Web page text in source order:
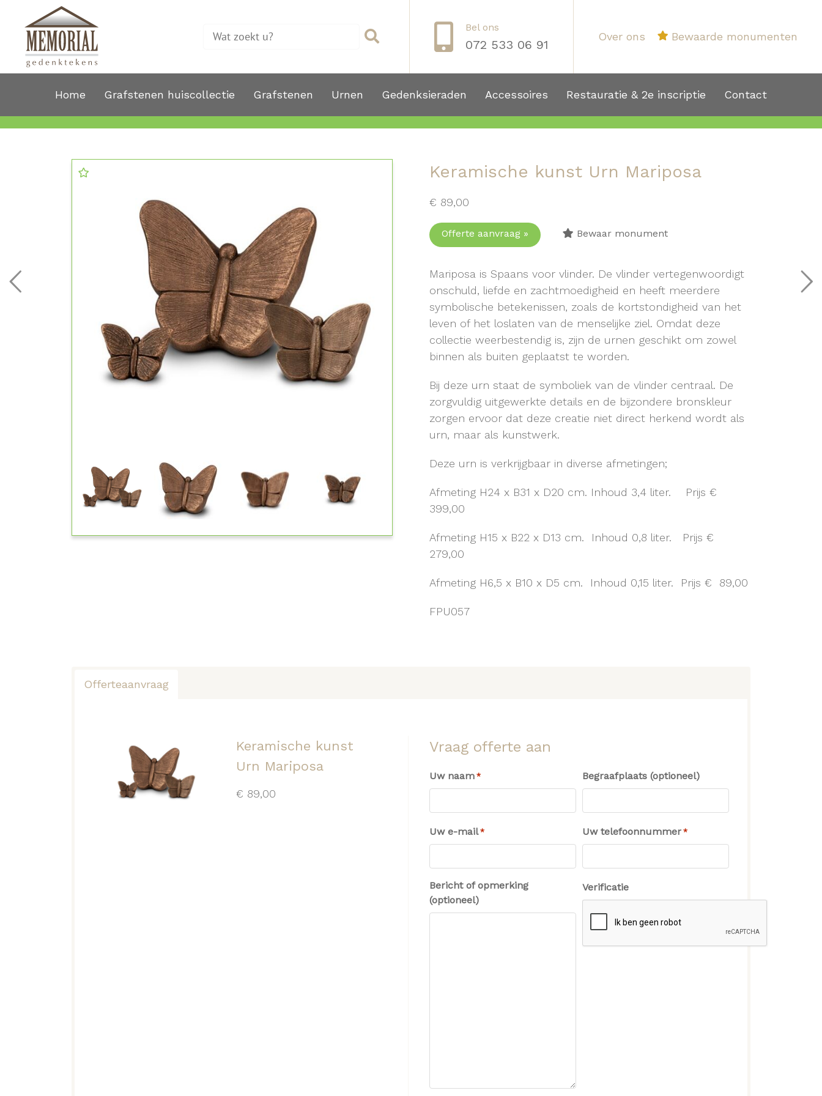
Bel ons
072 533 06 91
Over ons Bewaarde monumenten
Home Grafstenen huiscollectie Grafstenen Urnen Gedenksieraden Accessoires Restauratie & 2e inscriptie Contact
Keramische kunst Urn Mariposa
€ 89,00
Offerte aanvraag » Bewaar monument
Mariposa is Spaans voor vlinder. De vlinder vertegenwoordigt
onschuld, liefde en zachtmoedigheid en heeft meerdere
symbolische betekenissen, zoals de kortstondigheid van het
leven of het loslaten van de menselijke ziel. Omdat deze
collectie weerbestendig is, zijn de urnen geschikt om zowel
binnen als buiten geplaatst te worden.
Bij deze urn staat de symboliek van de vlinder centraal. De
zorgvuldig uitgewerkte details en de bijzondere bronskleur
zorgen ervoor dat deze creatie niet direct herkend wordt als
urn, maar als kunstwerk.
Deze urn is verkrijgbaar in diverse afmetingen;
Afmeting H24 x B31 x D20 cm. Inhoud 3,4 liter. Prijs €
399,00
Afmeting H15 x B22 x D13 cm. Inhoud 0,8 liter. Prijs €
279,00
Afmeting H6,5 x B10 x D5 cm. Inhoud 0,15 liter. Prijs € 89,00
FPU057
Offerteaanvraag
Keramische kunst
Urn Mariposa
€ 89,00
Vraag offerte aan
Uw naam * Begraafplaats (optioneel)
Uw e-mail * Uw telefoonnummer *
Bericht of opmerking
(optioneel)
Verificatie